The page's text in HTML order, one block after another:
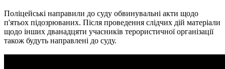
Поліцейські направили до суду обвинувальні акти щодо
п'ятьох підозрюваних. Після проведення слідчих дій матеріали
щодо інших дванадцяти учасників терористичної організації
також будуть направлені до суду.